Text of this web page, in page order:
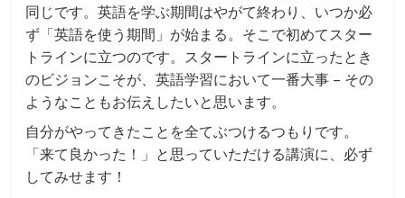
同じです。英語を学ぶ期間はやがて終わり、いつか必
ず「英語を使う期間」が始まる。そこで初めてスター
トラインに立つのです。スタートラインに立ったとき
のビジョンこそが、英語学習において一番大事 – その
ようなこともお伝えしたいと思います。
自分がやってきたことを全てぶつけるつもりです。
「来て良かった！」と思っていただける講演に、必ず
してみせます！